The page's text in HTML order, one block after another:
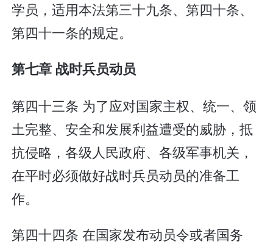
学员，适用本法第三十九条、第四十条、
第四十一条的规定。
第七章 战时兵员动员
第四十三条 为了应对国家主权、统一、领
土完整、安全和发展利益遭受的威胁，抵
抗侵略，各级人民政府、各级军事机关，
在平时必须做好战时兵员动员的准备工
作。
第四十四条 在国家发布动员令或者国务